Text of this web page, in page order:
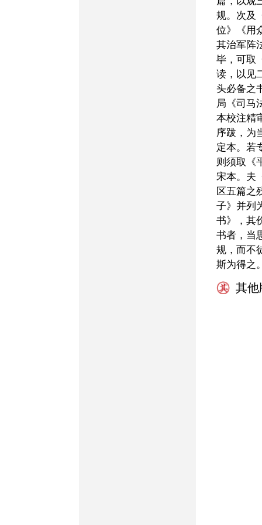
规。次及
位》《用
其治军阵
毕，可取
读，以见
头必备之
局《司马
本校注精
序跋，为
定本。若
则须取《
宋本。夫
区五篇之
子》并列
书》，其
书者，当
规，而不
斯为得之
其他